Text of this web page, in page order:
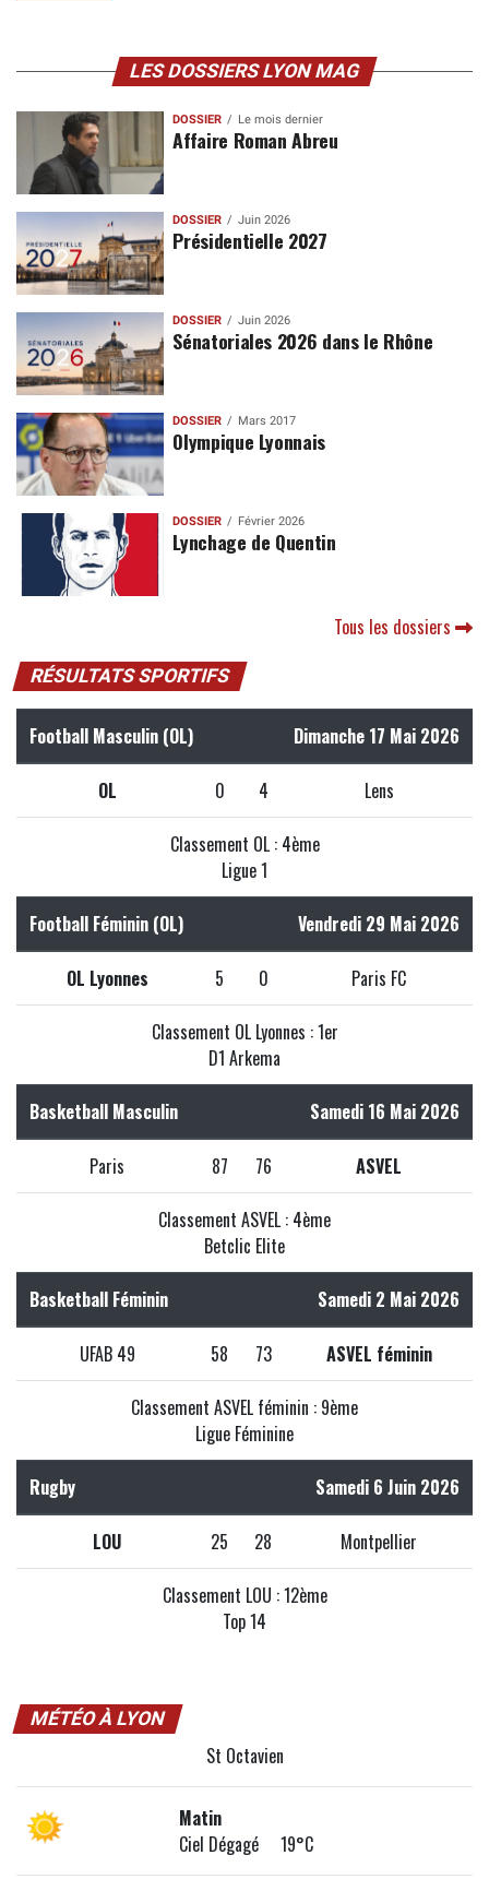
LES DOSSIERS LYON MAG
DOSSIER Le mois dernier
Affaire Roman Abreu
DOSSIER Juin 2026
Présidentielle 2027
DOSSIER Juin 2026
Sénatoriales 2026 dans le Rhône
DOSSIER Mars 2017
Olympique Lyonnais
DOSSIER Février 2026
Lynchage de Quentin
Tous les dossiers
RÉSULTATS SPORTIFS
Football Masculin (OL) Dimanche 17 Mai 2026
OL 0 4 Lens
Classement OL : 4ème
Ligue 1
Football Féminin (OL) Vendredi 29 Mai 2026
OL Lyonnes 5 0 Paris FC
Classement OL Lyonnes : 1er
D1 Arkema
Basketball Masculin Samedi 16 Mai 2026
Paris 87 76 ASVEL
Classement ASVEL : 4ème
Betclic Elite
Basketball Féminin Samedi 2 Mai 2026
UFAB 49 58 73 ASVEL féminin
Classement ASVEL féminin : 9ème
Ligue Féminine
Rugby Samedi 6 Juin 2026
LOU 25 28 Montpellier
Classement LOU : 12ème
Top 14
MÉTÉO À LYON
St Octavien
Matin
Ciel Dégagé 19°C